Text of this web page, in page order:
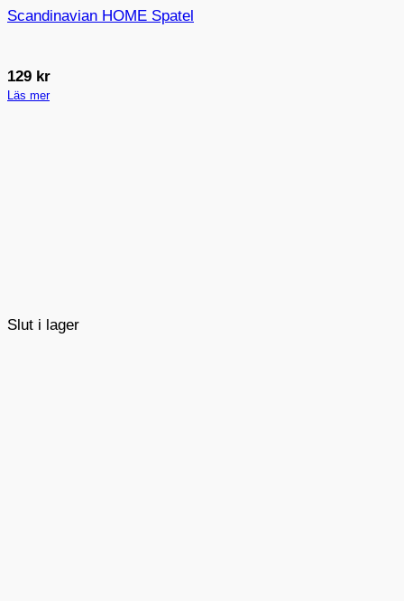
Slut i lager
Scandinavian HOME Spatel
129 kr
Läs mer